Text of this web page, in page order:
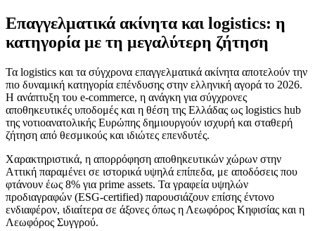
Επαγγελματικά ακίνητα και logistics: η
κατηγορία με τη μεγαλύτερη ζήτηση
Τα logistics και τα σύγχρονα επαγγελματικά ακίνητα αποτελούν την
πιο δυναμική κατηγορία επένδυσης στην ελληνική αγορά το 2026.
Η ανάπτυξη του e-commerce, η ανάγκη για σύγχρονες
αποθηκευτικές υποδομές και η θέση της Ελλάδας ως logistics hub
της νοτιοανατολικής Ευρώπης δημιουργούν ισχυρή και σταθερή
ζήτηση από θεσμικούς και ιδιώτες επενδυτές.
Χαρακτηριστικά, η απορρόφηση αποθηκευτικών χώρων στην
Αττική παραμένει σε ιστορικά υψηλά επίπεδα, με αποδόσεις που
φτάνουν έως 8% για prime assets. Τα γραφεία υψηλών
προδιαγραφών (ESG-certified) παρουσιάζουν επίσης έντονο
ενδιαφέρον, ιδιαίτερα σε άξονες όπως η Λεωφόρος Κηφισίας και η
Λεωφόρος Συγγρού.